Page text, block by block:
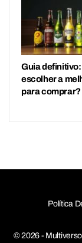
Guia
escolher a
para comprar?
Política
© 2026 -